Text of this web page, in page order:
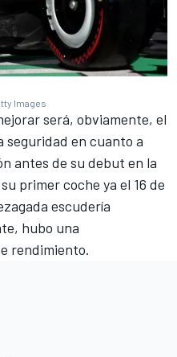
Images
será, obviamente, el
seguridad en cuanto a
antes de su debut en la
primer coche ya el 16 de
escudería
hubo una
rendimiento.